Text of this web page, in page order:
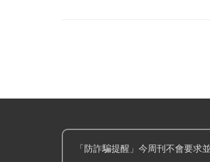
「防詐騙提醒」今周刊不會要求